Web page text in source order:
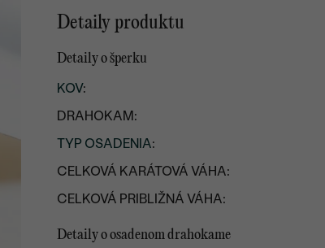
Detaily produktu
Detaily o šperku
KOV:
DRAHOKAM:
TYP OSADENIA:
CELKOVÁ KARÁTOVÁ VÁHA:
CELKOVÁ PRIBLIŽNÁ VÁHA:
Detaily o osadenom drahokame